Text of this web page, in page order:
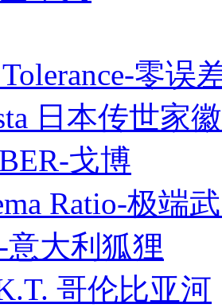
零误
日本传世家徽
戈博
Ratio-极端
意大利狐狸
哥伦比亚河